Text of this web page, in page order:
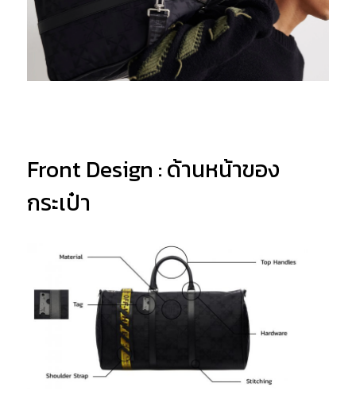
Front Design : ด้านหน้าของ
กระเป๋า